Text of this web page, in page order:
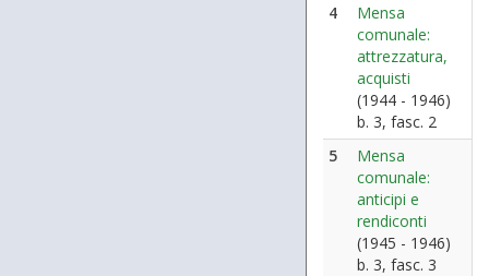
4
Mensa
comunale:
attrezzatura,
acquisti
(1944 - 1946)
b. 3, fasc. 2
5
Mensa
comunale:
anticipi e
rendiconti
(1945 - 1946)
b. 3, fasc. 3